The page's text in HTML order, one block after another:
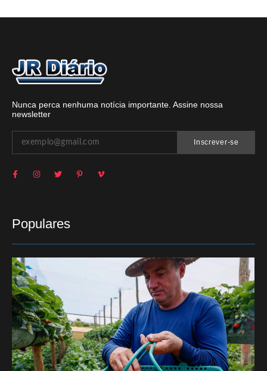
Nunca perca nenhuma notícia importante. Assine nossa
newsletter
Inscrever-se
Populares